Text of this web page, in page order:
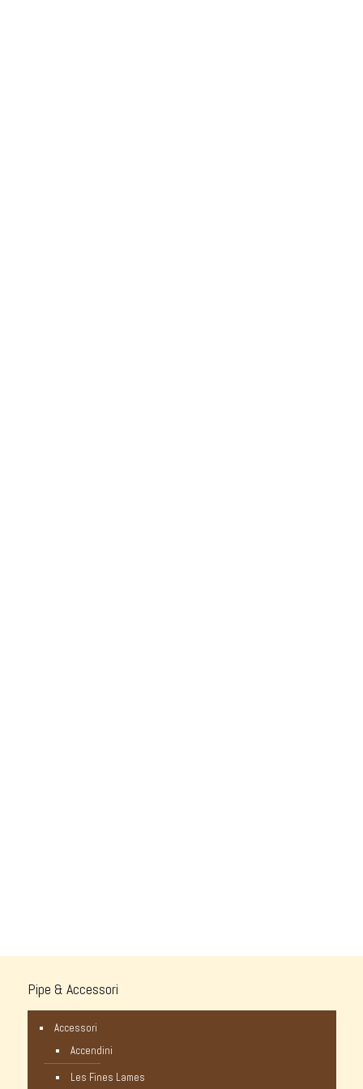
Pipe & Accessori
Accessori
Accendini
Les Fines Lames